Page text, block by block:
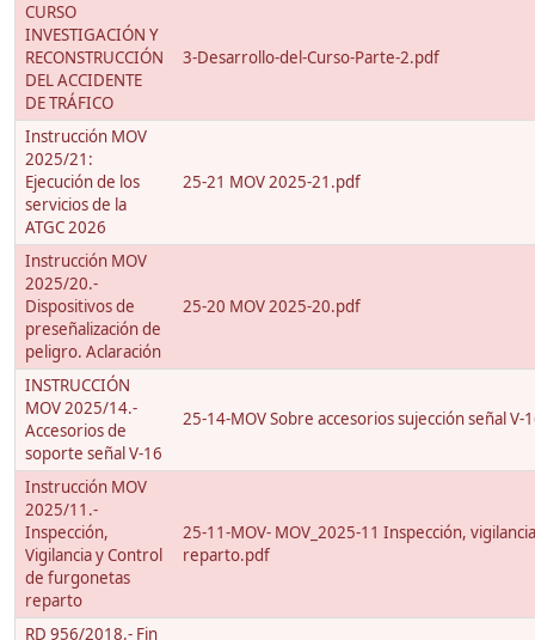
CURSO
INVESTIGACIÓN Y
RECONSTRUCCIÓN
DEL ACCIDENTE
DE TRÁFICO
3-Desarrollo-del-Curso-Parte-2.pdf
Instrucción MOV
2025/21:
Ejecución de los
servicios de la
ATGC 2026
25-21 MOV 2025-21.pdf
Instrucción MOV
2025/20.-
Dispositivos de
preseñalización de
peligro. Aclaración
25-20 MOV 2025-20.pdf
INSTRUCCIÓN
MOV 2025/14.-
Accesorios de
soporte señal V-16
25-14-MOV Sobre accesorios sujección señal V-
Instrucción MOV
2025/11.-
Inspección,
Vigilancia y Control
de furgonetas
reparto
25-11-MOV- MOV_2025-11 Inspección,
reparto.pdf
RD 956/2018.- Fin